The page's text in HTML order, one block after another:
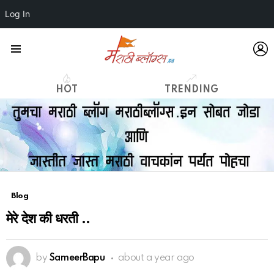
HOT TRENDING
Blog
मेरे देश की धरती ..
by SameerBapu about a year ago
Log In